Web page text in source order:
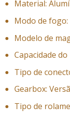
Material:
Modo de fogo:
Modelo de
Capacidade do
Tipo de
Gearbox:
Tipo de